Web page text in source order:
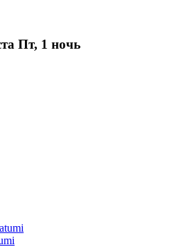
Пт, 1 ночь